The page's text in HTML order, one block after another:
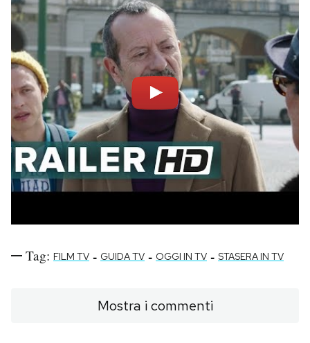
Tag: FILM TV - GUIDA TV - OGGI IN TV - STASERA IN TV
Mostra i commenti